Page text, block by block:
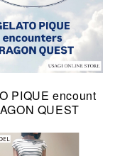
PIQUE encount
QUEST